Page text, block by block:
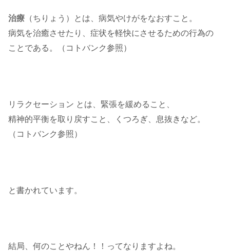
治療 （ちりょう）とは、病気やけがをなおすこと。
病気を治癒させたり、症状を軽快にさせるための行為の
ことである。（コトバンク参照）
リラクセーション とは、緊張を緩めること、
精神的平衡を取り戻すこと、くつろぎ、息抜きなど。
（コトバンク参照）
と書かれています。
結局、何のことやねん！！ってなりますよね。